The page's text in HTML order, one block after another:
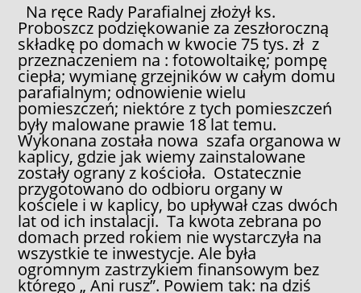
Na ręce Rady Parafialnej złożył ks.
Proboszcz podziękowanie za zeszłoroczną
składkę po domach w kwocie 75 tys. zł z
przeznaczeniem na : fotowoltaikę; pompę
ciepła; wymianę grzejników w całym domu
parafialnym; odnowienie wielu
pomieszczeń; niektóre z tych pomieszczeń
były malowane prawie 18 lat temu.
Wykonana została nowa szafa organowa w
kaplicy, gdzie jak wiemy zainstalowane
zostały ograny z kościoła. Ostatecznie
przygotowano do odbioru organy w
kościele i w kaplicy, bo upływał czas dwóch
lat od ich instalacji. Ta kwota zebrana po
domach przed rokiem nie wystarczyła na
wszystkie te inwestycje. Ale była
ogromnym zastrzykiem finansowym bez
którego „ Ani rusz”. Powiem tak: na dziś